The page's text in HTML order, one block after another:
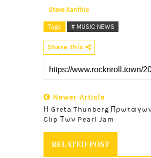
Steve Xanthis
Tags # MUSIC NEWS
Share This
Newer Article
Η Greta Thunberg
Clip Των Pearl Jam
RELATED POST